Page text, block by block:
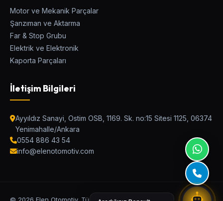
UYUMLU PARÇALARI BUL
Motor ve Mekanik Parçalar
Şanzıman ve Aktarma
Far & Stop Grubu
Elektrik ve Elektronik
Kaporta Parçaları
İletişim Bilgileri
Ayyıldız Sanayi, Ostim OSB, 1169. Sk. no:15 Sitesi 1125, 06374
Yenimahalle/Ankara
0554 886 43 54
info@elenotomotiv.com